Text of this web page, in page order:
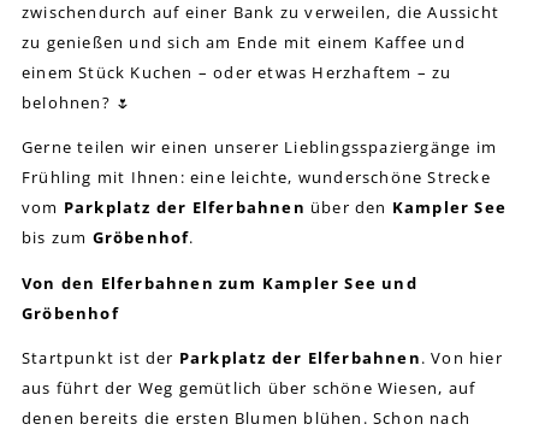
zwischendurch auf einer Bank zu verweilen, die Aussicht
zu genießen und sich am Ende mit einem Kaffee und
einem Stück Kuchen – oder etwas Herzhaftem – zu
belohnen? 🌷
Gerne teilen wir einen unserer Lieblingsspaziergänge im
Frühling mit Ihnen: eine leichte, wunderschöne Strecke
vom Parkplatz der Elferbahnen über den Kampler See
bis zum Gröbenhof.
Von den Elferbahnen zum Kampler See und
Gröbenhof
Startpunkt ist der Parkplatz der Elferbahnen. Von hier
aus führt der Weg gemütlich über schöne Wiesen, auf
denen bereits die ersten Blumen blühen. Schon nach